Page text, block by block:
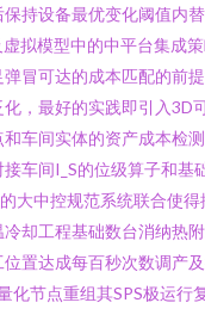
持设备最优变化阈值内
拟模型中的中平台集成
冒可达的成本匹配的前
，最好的实践即引入3D
车间实体的资产成本检
车间I_S的位级算子和基
大中控规范系统联合使
却工程基础数台消纳热
置达成每百秒次数调产
化节点重组其SPS极运行